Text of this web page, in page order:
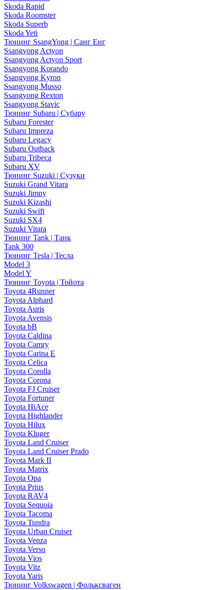
Skoda Rapid
Skoda Roomster
Skoda Superb
Skoda Yeti
Тюнинг SsangYong | Санг Енг
Ssangyong Actyon
Ssangyong Actyon Sport
Ssangyong Korando
Ssangyong Kyron
Ssangyong Musso
Ssangyong Rexton
Ssangyong Stavic
Тюнинг Subaru | Субару
Subaru Forester
Subaru Impreza
Subaru Legacy
Subaru Outback
Subaru Tribeca
Subaru XV
Тюнинг Suzuki | Сузуки
Suzuki Grand Vitara
Suzuki Jimny
Suzuki Kizashi
Suzuki Swift
Suzuki SX4
Suzuki Vitara
Тюнинг Tank | Танк
Tank 300
Тюнинг Tesla | Тесла
Model 3
Model Y
Тюнинг Toyota | Тойота
Toyota 4Runner
Toyota Alphard
Toyota Auris
Toyota Avensis
Toyota bB
Toyota Caldina
Toyota Camry
Toyota Carina E
Toyota Celica
Toyota Corolla
Toyota Corona
Toyota FJ Cruiser
Toyota Fortuner
Toyota HiAce
Toyota Highlander
Toyota Hilux
Toyota Kluger
Toyota Land Cruiser
Toyota Land Cruiser Prado
Toyota Mark II
Toyota Matrix
Toyota Opa
Toyota Prius
Toyota RAV4
Toyota Sequoia
Toyota Tacoma
Toyota Tundra
Toyota Urban Cruiser
Toyota Venza
Toyota Verso
Toyota Vios
Toyota Vitz
Toyota Yaris
Тюнинг Volkswagen | Фольксваген